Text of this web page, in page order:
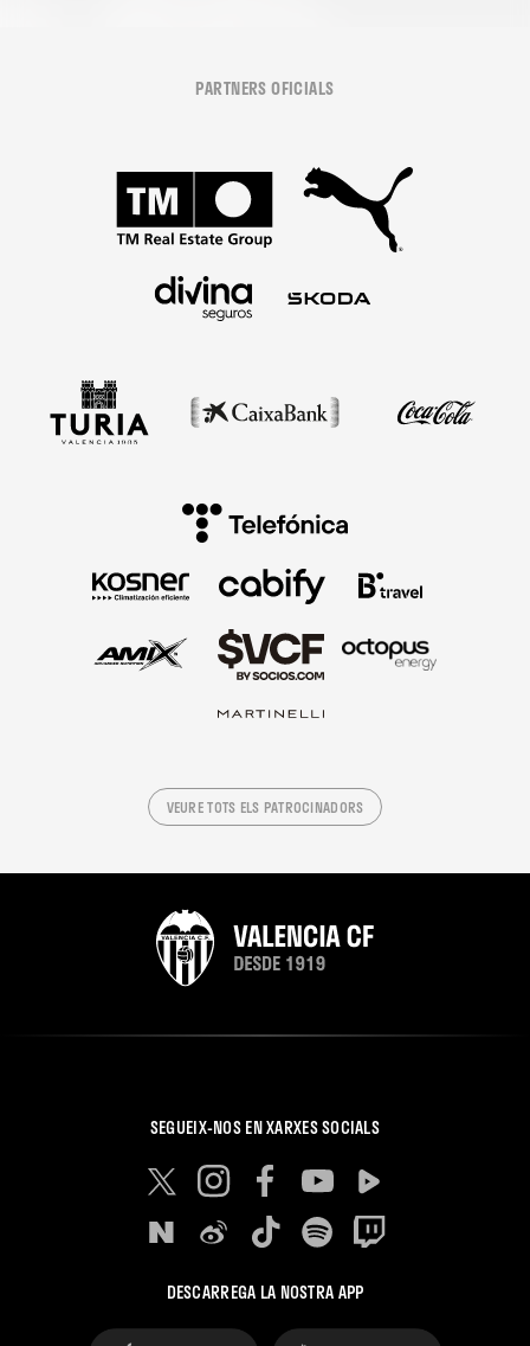
PARTNERS OFICIALS
VEURE TOTS ELS PATROCINADORS
SEGUEIX-NOS EN XARXES SOCIALS
DESCARREGA LA NOSTRA APP